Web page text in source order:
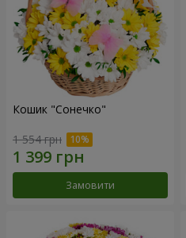
Кошик "Сонечко"
1 554 грн
Замовити